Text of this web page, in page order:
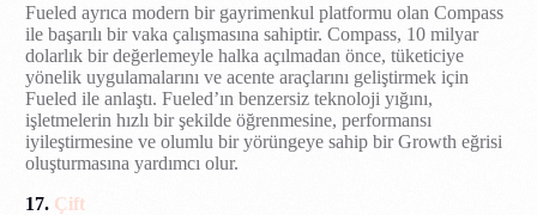
Fueled ayrıca modern bir gayrimenkul platformu olan Compass
ile başarılı bir vaka çalışmasına sahiptir. Compass, 10 milyar
dolarlık bir değerlemeyle halka açılmadan önce, tüketiciye
yönelik uygulamalarını ve acente araçlarını geliştirmek için
Fueled ile anlaştı. Fueled’ın benzersiz teknoloji yığını,
işletmelerin hızlı bir şekilde öğrenmesine, performansı
iyileştirmesine ve olumlu bir yörüngeye sahip bir Growth eğrisi
oluşturmasına yardımcı olur.
17. Çift